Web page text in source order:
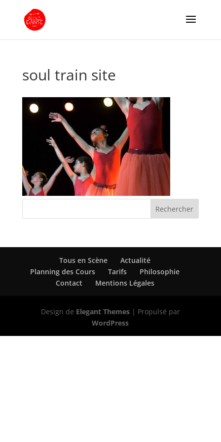
soul train site
Tous en Scène
Actualité
Planning des Cours
Tarifs
Philosophie
Contact
Mentions Légales
Design de Elegant Themes| Propulsé par
WordPress